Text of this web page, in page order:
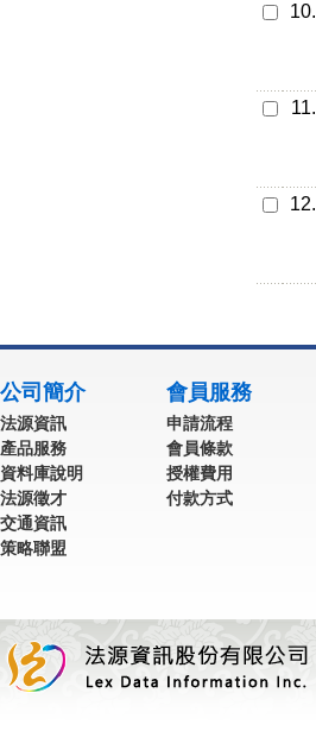
10.
11.
12.
公司簡介
法源資訊
產品服務
資料庫說明
法源徵才
交通資訊
策略聯盟
會員服務
申請流程
會員條款
授權費用
付款方式